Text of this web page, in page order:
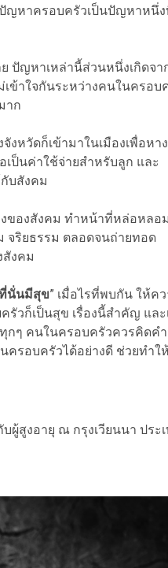
ปัญหาครอบครัวเป็นปัญหาหนึ่
ปัญหาเหล่านี้ส่วนหนึ่งเกิดจา
ข้าใจกันระหว่างคนในครอบ
าก
หวัดก็เข้ามาในเมืองเพื่อหา
ป็นค่าใช้จ่ายสำหรับลูก และ
บสังคม
ของสังคม ทำหน้าที่หล่อหลอม
จริยธรรม ตลอดจนถ่ายทอด
งคม
นั่นมีสุข” เมื่อไรที่พบกัน ให้ค
วก็เป็นสุข เรื่องนี้สำคัญ และ
กๆ คนในครอบครัวควรคิดค
ครอบครัวได้อย่างดี ช่วยทำใ
ผู้สูงอายุ ณ กรุงเวียนนา ประ